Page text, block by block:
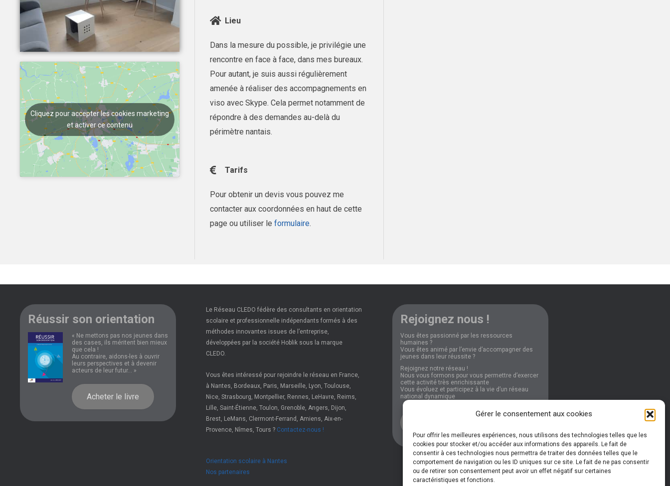
Gérer le consentement aux cookies
Pour offrir les meilleures expériences, nous utilisons des technologies telles que les
cookies pour stocker et/ou accéder aux informations des appareils. Le fait de
consentir à ces technologies nous permettra de traiter des données telles que le
comportement de navigation ou les ID uniques sur ce site. Le fait de ne pas consentir
ou de retirer son consentement peut avoir un effet négatif sur certaines
caractéristiques et fonctions.
Cliquez pour accepter les cookies marketing
et activer ce contenu
Lieu
Dans la mesure du possible, je privilégie une
rencontre en face à face, dans mes bureaux.
Pour autant, je suis aussi régulièrement
amenée à réaliser des accompagnements en
viso avec Skype. Cela permet notamment de
répondre à des demandes au-delà du
périmètre nantais.
Tarifs
Pour obtenir un devis vous pouvez me
contacter aux coordonnées en haut de cette
page ou utiliser le formulaire.
Réussir son orientation
« Ne mettons pas nos jeunes dans
des cases, ils méritent bien mieux
que cela !
Au contraire, aidons-les à ouvrir
leurs perspectives et à devenir
acteurs de leur futur... »
Acheter le livre
Le Réseau CLEDO fédère des consultants en orientation
scolaire et professionnelle indépendants formés à des
méthodes innovantes issues de l’entreprise,
développées par la société Hoblik sous la marque
CLEDO.
Vous êtes intéressé pour rejoindre le réseau en France,
à Nantes, Bordeaux, Paris, Marseille, Lyon, Toulouse,
Nice, Strasbourg, Montpellier, Rennes, LeHavre, Reims,
Lille, Saint-Étienne, Toulon, Grenoble, Angers, Dijon,
Brest, LeMans, Clermont-Ferrand, Amiens, Aix-en-
Provence, Nîmes, Tours ? Contactez-nous !
Orientation scolaire à Nantes
Nos partenaires
Rejoignez nous !
Vous êtes passionné par les ressources
humaines ?
Vous êtes animé par l’envie d’accompagner des
jeunes dans leur réussite ?
Rejoignez notre réseau !
Nous vous formons pour vous permettre d’exercer
cette activité très enrichissante
Vous évoluez et participez à la vie d’un réseau
national dynamique